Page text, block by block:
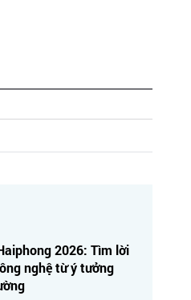
2026: Tìm lời
nghệ từ ý tưởng